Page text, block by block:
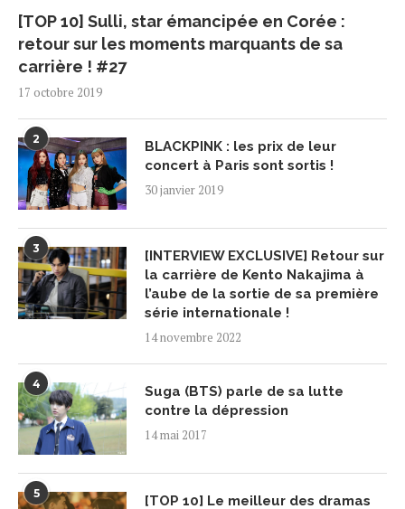
[TOP 10] Sulli, star émancipée en Corée :
retour sur les moments marquants de sa
carrière ! #27
17 octobre 2019
2
BLACKPINK : les prix de leur
concert à Paris sont sortis !
30 janvier 2019
3
[INTERVIEW EXCLUSIVE] Retour sur
la carrière de Kento Nakajima à
l’aube de la sortie de sa première
série internationale !
14 novembre 2022
4
Suga (BTS) parle de sa lutte
contre la dépression
14 mai 2017
5
[TOP 10] Le meilleur des dramas